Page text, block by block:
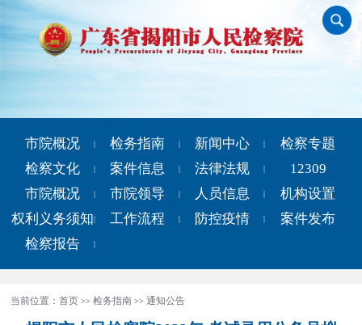
市院概况 检务指南 新闻中心
检察专题
检察文化
案件信息 法律法规
12309
市院概况
市院领导 人员信息
机构设置
权利义务须知
工作流程 防控疫情
案件发布
检察报告
当前位置：首页 >>检务指南 >>通知公告